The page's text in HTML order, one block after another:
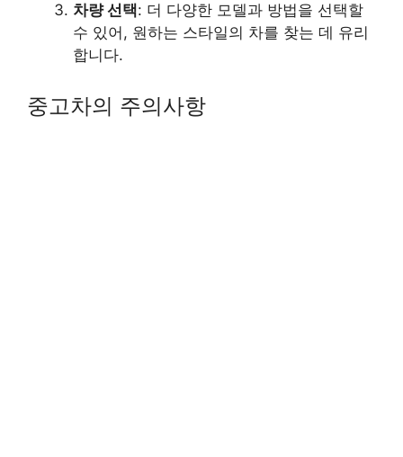
차량 선택: 더 다양한 모델과 방법을 선택할
수 있어, 원하는 스타일의 차를 찾는 데 유리
합니다.
중고차의 주의사항